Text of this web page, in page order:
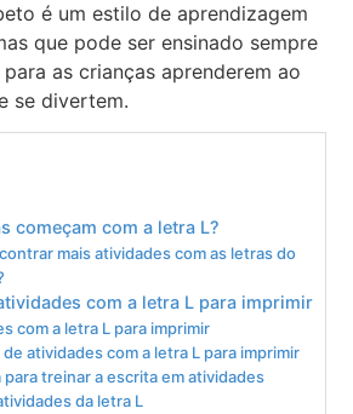
é um estilo de aprendizagem
que pode ser ensinado sempre
as crianças aprenderem ao
se divertem.
começam com a letra L?
mais atividades com as letras do
com a letra L para imprimir
com a letra L para imprimir
atividades com a letra L para imprimir
para treinar a escrita em atividades
da letra L